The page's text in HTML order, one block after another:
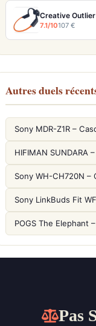
7.1/10107 €
Autres duels
Pas